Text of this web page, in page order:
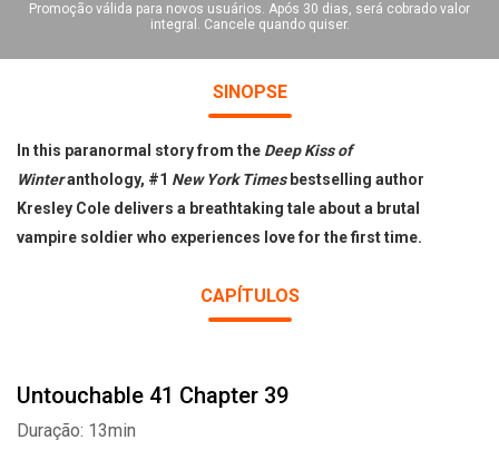
Promoção válida para novos usuários. Após 30 dias, será cobrado valor
integral. Cancele quando quiser.
SINOPSE
In this paranormal story from the Deep Kiss of
Winteranthology, #1 New York Times bestselling author
Kresley Cole delivers a breathtaking tale about a brutal
vampire soldier who experiences love for the first time.
CAPÍTULOS
Untouchable 41 Chapter 39
Duração: 13min